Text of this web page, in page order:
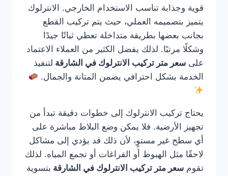
قوية وجذابة تناسب الاستخدام الخارجي. الانترلوك
يتميز بتصميمه العملي، حيث يتم تركيب القطع
بجانب بعضها بطريقة متداخلة تعطي ثباتًا جيدًا
وشكلًا مرتبًا. لذلك يفضل الكثير من العملاء الاعتماد
على سعر متر تركيب الانترلوك في الشارقة لتنفيذ
الخدمة بشكل احترافي يضمن المتانة والجمال.
يحتاج تركيب الانترلوك إلى خطوات دقيقة تبدأ من
تجهيز الأرضية. فلا يمكن وضع البلاط مباشرة على
أي سطح غير مستوٍ، لأن ذلك قد يؤدي إلى مشاكل
لاحقًا مثل الهبوط أو الفراغات أو تجمع المياه. لذلك
تقوم سعر متر تركيب الانترلوك في الشارقة بتسوية